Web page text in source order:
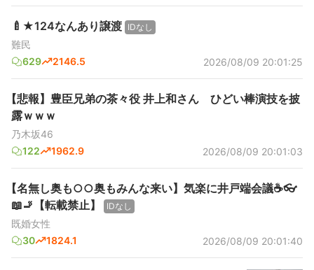
🍼★124なんあり譲渡 IDなし
難民
629
2146.5 2026/08/09 20:01:25
【悲報】豊臣兄弟の茶々役 井上和さん ひどい棒演技を披
露ｗｗｗ
乃木坂46
122
1962.9 2026/08/09 20:01:03
【名無し奥も○○奥もみんな来い】気楽に井戸端会議☕️👓️
📖🚬【転載禁止】
IDなし
既婚女性
30
1824.1 2026/08/09 20:01:40